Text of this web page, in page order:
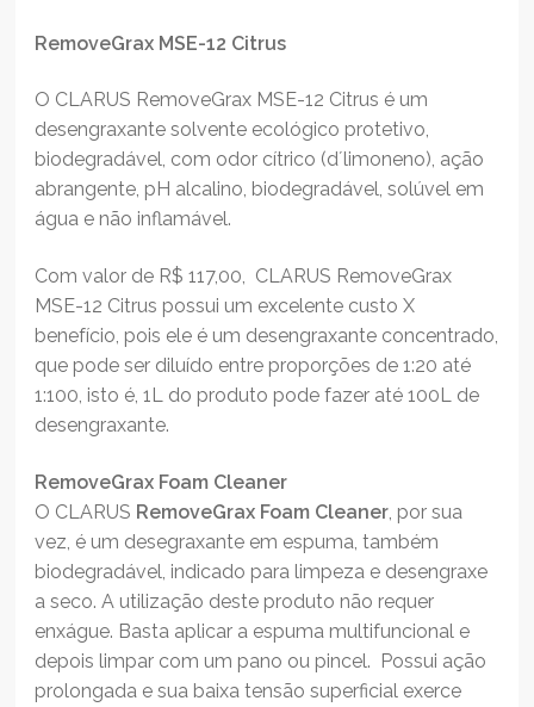
RemoveGrax MSE-12 Citrus
O CLARUS RemoveGrax MSE-12 Citrus é um
desengraxante solvente ecológico protetivo,
biodegradável, com odor cítrico (d´limoneno), ação
abrangente, pH alcalino, biodegradável, solúvel em
água e não inflamável.
Com valor de R$ 117,00, CLARUS RemoveGrax
MSE-12 Citrus possui um excelente custo X
benefício, pois ele é um desengraxante concentrado,
que pode ser diluído entre proporções de 1:20 até
1:100, isto é, 1L do produto pode fazer até 100L de
desengraxante.
RemoveGrax Foam Cleaner
O CLARUS RemoveGrax Foam Cleaner , por sua
vez, é um desegraxante em espuma, também
biodegradável, indicado para limpeza e desengraxe
a seco. A utilização deste produto não requer
enxágue. Basta aplicar a espuma multifuncional e
depois limpar com um pano ou pincel. Possui ação
prolongada e sua baixa tensão superficial exerce